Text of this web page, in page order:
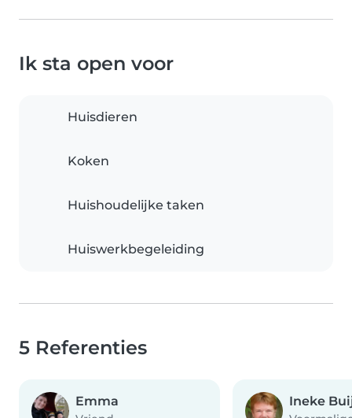
Ik sta open voor
Huisdieren
Koken
Huishoudelijke taken
Huiswerkbegeleiding
5 Referenties
Emma Ineke